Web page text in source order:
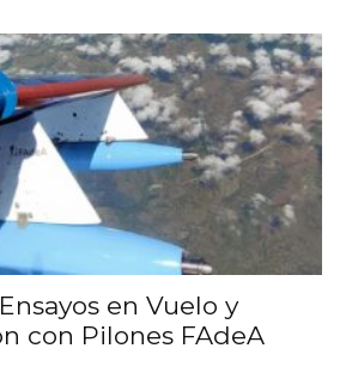
en Vuelo y
con Pilones FAdeA